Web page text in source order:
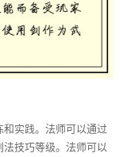
实践。法师可以通过
技巧等级。法师可以